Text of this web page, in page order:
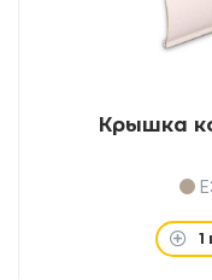
Крышка
1